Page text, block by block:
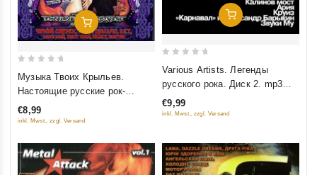
Добавить В Корзину
out
5
Музыка Твоих Крыльев.
Настоящие русские рок-
€8,99
inkl. Mwst., zzgl. Versand
Добавить В Корзину
5
Various Artists. Легенды
русского рока. Диск 2. mp3
Коллекция
€9,99
inkl. Mwst., zzgl. Versand